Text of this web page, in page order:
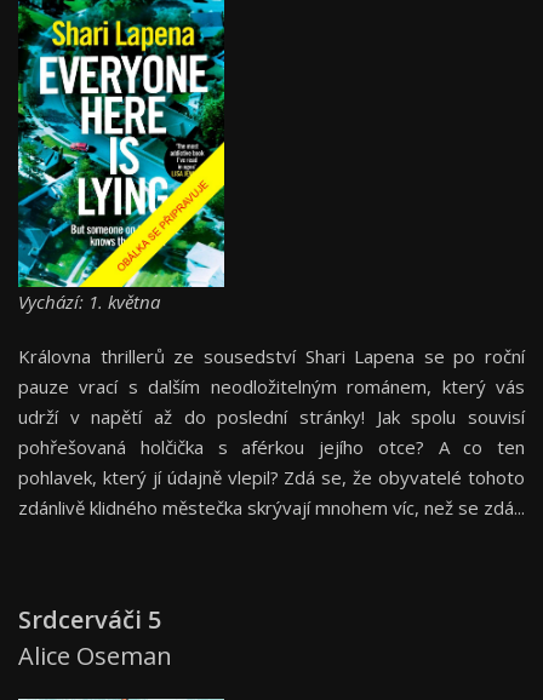
Vychází: 1. května
Královna thrillerů ze sousedství Shari Lapena se po roční
pauze vrací s dalším neodložitelným románem, který vás
udrží v napětí až do poslední stránky! Jak spolu souvisí
pohřešovaná holčička s aférkou jejího otce? A co ten
pohlavek, který jí údajně vlepil? Zdá se, že obyvatelé tohoto
zdánlivě klidného městečka skrývají mnohem víc, než se zdá...
Srdcerváči 5
Alice Oseman